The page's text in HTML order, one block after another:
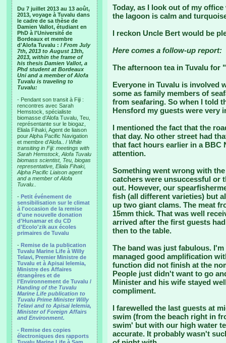
Du 7 juillet 2013 au 13 août,
2013, voyage à Tuvalu dans
le cadre de sa thèse de
Damien Vallot, étudiant en
PhD à l'Université de
Bordeaux et membre
d'Alofa Tuvalu : / From July
7th, 2013 to August 13th,
2013, within the frame of
his thesis Damien Vallot, a
Phd student at Bordeaux
Uni and a member of Alofa
Tuvalu is traveling to
Tuvalu:
- Pendant son transit à Fiji :
rencontres avec Sarah
Hemstock, spécialiste
biomasse d’Alofa Tuvalu, Teu,
représentante sur le biogaz,
Eliala Fihaki, Agent de liaison
pour Alpha Pacific Navigation
et membre d’Alofa.. / While
transiting in Fiji: meetings with
Sarah Hemstock, Alofa Tuvalu
biomass scientist, Teu, biogas
representative, Eliala Fihaki,
Alpha Pacific Liaison agent
and a member of Alofa
Tuvalu..
- Petit événement de
sensibilisation sur le climat
à l'occasion de la remise
d'une nouvelle donation
d'Hunamar et du CD
d'Ecolo'zik aux écoles
primaires de Tuvalu
- Remise de la publication
Tuvalu Marine Life à Willy
Telavi, Premier Ministre de
Tuvalu et à Apisai Ielemia,
Ministre des Affaires
étrangères et de
l'Environnement de Tuvalu /
Handing of the Tuvalu
Marine Life publication to
Tuvalu Prime Minister Willy
Telavi and to Apisai Ielemia,
Minister of Foreign Affairs
and Environment.
- Remise des copies
électroniques des rapports
Today, as I look out of my
the lagoon is calm and
I reckon Uncle Bert would be
Here comes a follow-up report:
The afternoon tea in Tuvalu for
Everyone in Tuvalu is involved
some as family members of
from seafaring. So when I told
Hensford my guests were very
I mentioned the fact that the
that day. No other street had
that fact hours earlier in a BBC
attention.
Something went wrong with
catchers were unsuccessful or
out. However, our
fish (all different varieties) but
up two giant clams. The meat
15mm thick. That was well
arrived after the first guests
then to the table.
The band was just fabulous.
managed good amplification
function did not finish at the
People just didn't want to go
Minister and his wife stayed
compliment.
I farewelled the last guests at
swim (from the beach right in
swim' but with our high water
accurate. It probably wasn't